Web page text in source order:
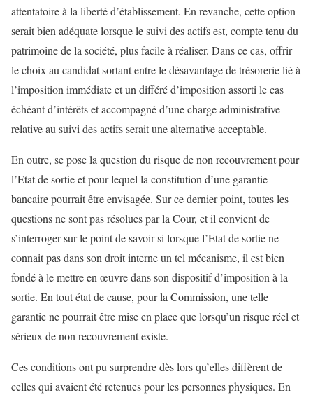
attentatoire à la liberté d’établissement. En revanche, cette option
serait bien adéquate lorsque le suivi des actifs est, compte tenu du
patrimoine de la société, plus facile à réaliser. Dans ce cas, offrir
le choix au candidat sortant entre le désavantage de trésorerie lié à
l’imposition immédiate et un différé d’imposition assorti le cas
échéant d’intérêts et accompagné d’une charge administrative
relative au suivi des actifs serait une alternative acceptable.
En outre, se pose la question du risque de non recouvrement pour
l’Etat de sortie et pour lequel la constitution d’une garantie
bancaire pourrait être envisagée. Sur ce dernier point, toutes les
questions ne sont pas résolues par la Cour, et il convient de
s’interroger sur le point de savoir si lorsque l’Etat de sortie ne
connait pas dans son droit interne un tel mécanisme, il est bien
fondé à le mettre en œuvre dans son dispositif d’imposition à la
sortie. En tout état de cause, pour la Commission, une telle
garantie ne pourrait être mise en place que lorsqu’un risque réel et
sérieux de non recouvrement existe.
Ces conditions ont pu surprendre dès lors qu’elles diffèrent de
celles qui avaient été retenues pour les personnes physiques. En